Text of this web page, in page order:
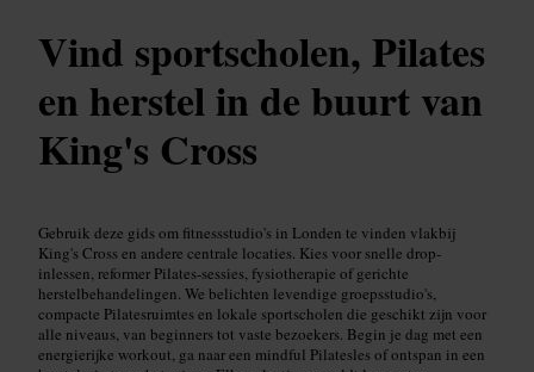
Vind sportscholen, Pilates
en herstel in de buurt van
King's Cross
Gebruik deze gids om fitnessstudio's in Londen te vinden vlakbij
King's Cross en andere centrale locaties. Kies voor snelle drop-
inlessen, reformer Pilates-sessies, fysiotherapie of gerichte
herstelbehandelingen. We belichten levendige groepsstudio's,
compacte Pilatesruimtes en lokale sportscholen die geschikt zijn voor
alle niveaus, van beginners tot vaste bezoekers. Begin je dag met een
energierijke workout, ga naar een mindful Pilatesles of ontspan in een